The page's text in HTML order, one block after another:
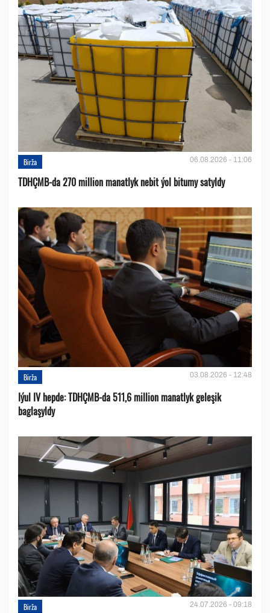
Birža 06.08.2026 - 11:06
TDHÇMB-da 270 million manatlyk nebit ýol bitumy satyldy
Birža 03.08.2026 - 12:48
Iýul IV hepde: TDHÇMB-da 511,6 million manatlyk geleşik
baglaşyldy
Birža 24.07.2026 - 09:18